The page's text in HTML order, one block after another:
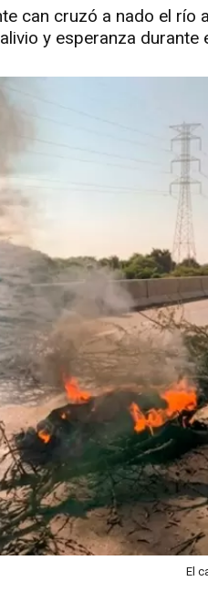
can cruzó a nado el río
y esperanza durante
El